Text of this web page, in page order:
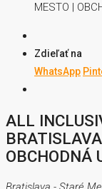
MESTO |
Zdieľať na
WhatsApp
ALL
OBCHODNÁ